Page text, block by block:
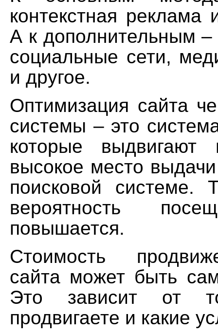
контекстная реклама
А к дополнительным –
социальные сети,
и другое.
Оптимизация сайта
системы – это
которые
высокое место
поисковой системе.
вероятность
повышается.
Стоимость
сайта может быть
Это зависит от
продвигаете и какие